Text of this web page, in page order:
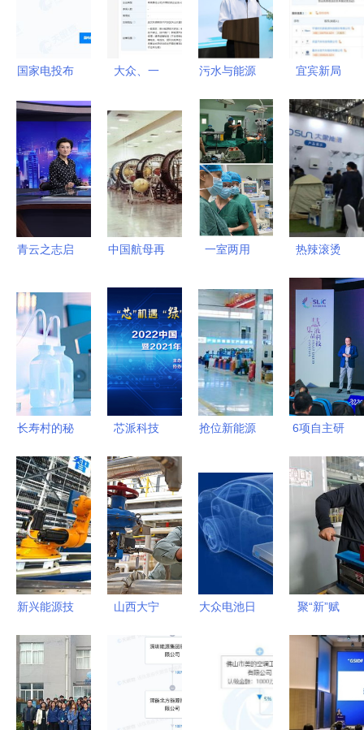
国家电投布
注册资本
1000万成
立新能源公
司，聚焦新
兴技术研发
大众、一
联手，武汉
开迈斯新能
源科技公司
成立聚焦新
兴能源技术
研发
污水与能源
捷伦联合实
验室的双重
使命
宜宾新局
手长安汽
车，共筑动
力电池创新
高地
青云之志启
媛携江西新
节铸就新兴
能源科技高
地
中国航母再
越式革命技
术引领全
球，仅中美
掌握新兴能
源研发
一室两用
术在县级医
院的落地启
示
热辣滚烫
揭示四大新
兴能源技术
趋势
长寿村的秘
泰克与外源
活性硒的潜
在关联
芯派科技
抢位新能源
电缆集团光
伏电缆市场
份额持续攀
升
6项自主研
发布 江苏
常熟引领新
兴能源技术
研发新浪潮
新兴能源技
“机器人”浪
潮下，我们
能约吗？
山西大宁
大众电池日
现，宁德时
代短期承压
聚“新”赋
展新质生产
力的“尖兵”